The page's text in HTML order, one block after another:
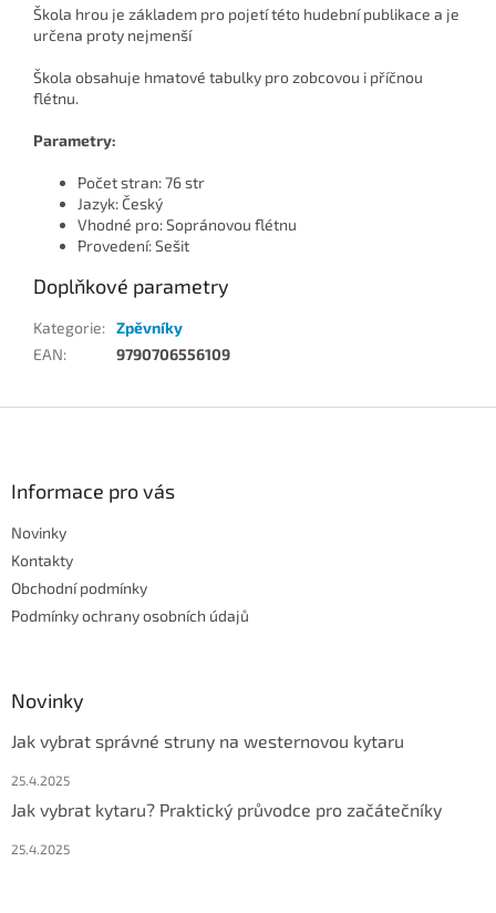
Škola hrou je základem pro pojetí této hudební publikace a je
určena proty nejmenší
Škola obsahuje hmatové tabulky pro zobcovou i příčnou
flétnu.
Parametry:
Počet stran: 76 str
Jazyk: Český
Vhodné pro: Sopránovou flétnu
Provedení: Sešit
Doplňkové parametry
Kategorie: Zpěvníky
EAN: 9790706556109
Informace pro vás
Novinky
Kontakty
Obchodní podmínky
Podmínky ochrany osobních údajů
Novinky
Jak vybrat správné struny na westernovou kytaru
25.4.2025
Jak vybrat kytaru? Praktický průvodce pro začátečníky
25.4.2025